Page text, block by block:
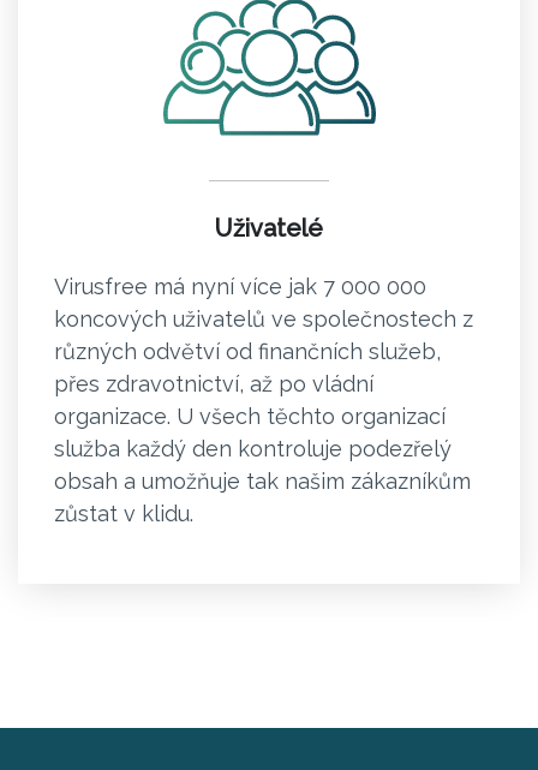
Uživatelé
Virusfree má nyní více jak 7 000 000
koncových uživatelů ve společnostech z
různých odvětví od finančních služeb,
přes zdravotnictví, až po vládní
organizace. U všech těchto organizací
služba každý den kontroluje podezřelý
obsah a umožňuje tak našim zákazníkům
zůstat v klidu.